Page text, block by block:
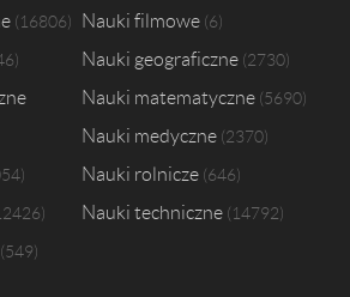
im. Karola Marcinkowskiego w Poznaniu
w Lublinie1
i Zarządzania w Warszawie1
16806 Nauki filmowe 6
Nauki geograficzne 2730
Nauki matematyczne 5690
Nauki medyczne 2370
Nauki rolnicze 646
Nauki techniczne 14792
549